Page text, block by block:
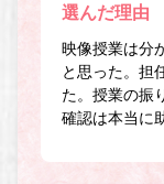
選んだ理由
映像授業は分
と思った。担
た。授業の振
確認は本当に